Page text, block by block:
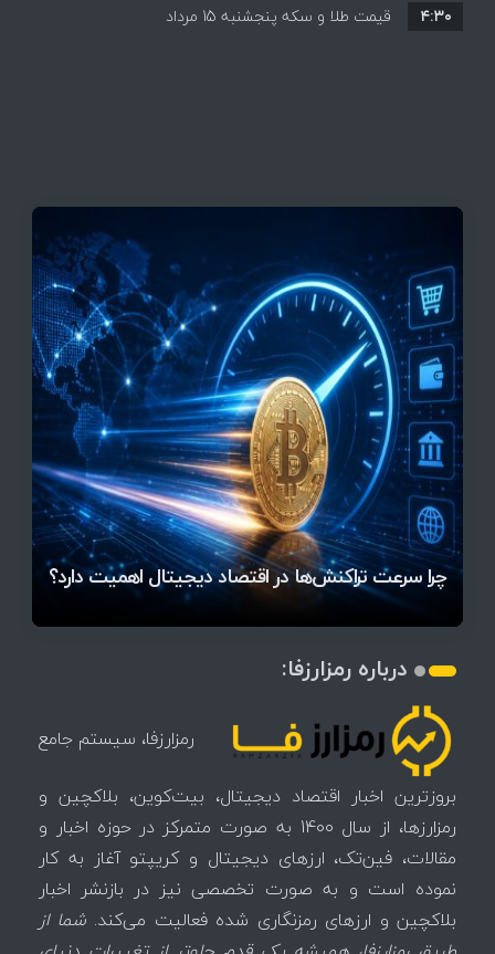
قیمت طلا و سکه پنجشنبه 15 مرداد
۴:۳۰
چرا سرعت تراکنش‌ها در اقتصاد دیجیتال اهمیت دارد؟
آخرین وضعیت بازار رمزارزها در جهان / مهم‌ترین
تهدید بیت‌کوین مشخص شد
اتفاق تاریخی در بازار رمزارزها / بیت‌کوین سبز شد
قیمت تتر، بیت‌کوین و اتریوم امروز دوشنبه ۵ مرداد
۱۴۰۵ | بیت‌کوین این مرز را از دست بدهد، همه‌چیز
تغییر می‌کند
رقابت پنهان دولت‌ها بر سر بیت‌کوین/ ۱۰ کشور برتر
کدامند؟
اتفاق مهم در بازار رمزارزها / بیت‌کوین وارد فاز تازه شد
تازه‌ترین رسوایی ارز دیجیتال؛ شکایت میلیاردی روی
میز / ۶۲۲ بیت‌کوین کجا رفت؟
بحران بدهی شرکت‌ها و خطر فروش اجباری میلیاردها
دلار بیت‌کوین
درباره رمزارزفا:
رمزارزفا، سیستم جامع
بروزترین اخبار اقتصاد دیجیتال، بیت‌کوین، بلاکچین و
رمزارزها، از سال 1400 به صورت متمرکز در حوزه اخبار و
مقالات، فین‌تک، ارزهای‌ دیجیتال و کریپتو آغاز به کار
نموده است و به صورت تخصصی نیز در بازنشر اخبار
بلاکچین و ارزهای رمزنگاری شده فعالیت می‌کند.شما از